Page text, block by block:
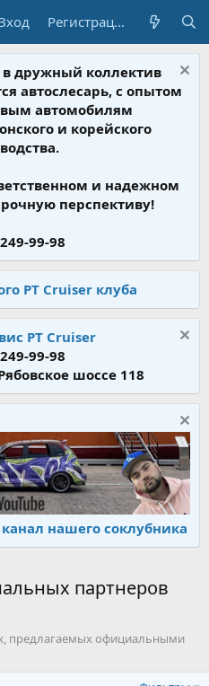
Регистрация
в дружный коллектив
автослесарь, с опытом
автомобилям
и корейского
и надежном
перспективу!
99-98
PT Cruiser клуба
PT Cruiser
99-98
шоссе 118
нашего соклубника
партнеров
предлагаемых официальными